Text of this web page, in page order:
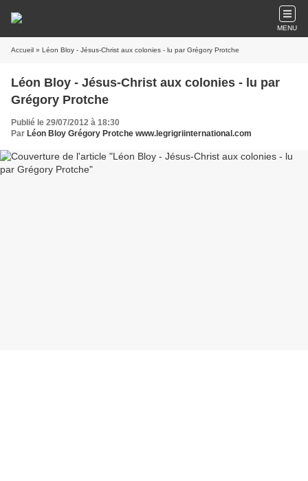
MENU
Accueil » Léon Bloy - Jésus-Christ aux colonies - lu par Grégory Protche
Léon Bloy - Jésus-Christ aux colonies - lu par
Grégory Protche
Publié le 29/07/2012 à 18:30
Par Léon Bloy Grégory Protche www.legrigriinternational.com